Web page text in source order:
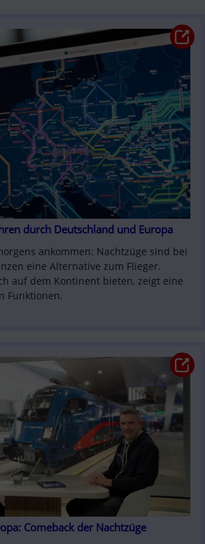
durch Deutschland und Europa
ankommen: Nachtzüge sind bei
eine Alternative zum Flieger.
auf dem Kontinent bieten, zeigt eine
Funktionen.
Comeback der Nachtzüge